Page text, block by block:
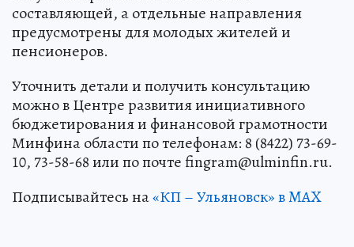
составляющей, а отдельные направления
предусмотрены для молодых жителей и
пенсионеров.
Уточнить детали и получить консультацию
можно в Центре развития инициативного
бюджетирования и финансовой грамотности
Минфина области по телефонам: 8 (8422) 73-69-
10, 73-58-68 или по почте fingram@ulminfin.ru.
Подписывайтесь на«КП – Ульяновск» в MAX